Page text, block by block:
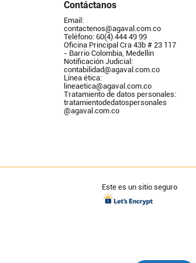
Contáctanos
Email:
contactenos@agaval.com.co
Teléfono: 60(4) 444 49 99
Oficina Principal Cra 43b # 23 117
- Barrio Colombia, Medellín
Notificación Judicial:
contabilidad@agaval.com.co
Línea ética:
lineaetica@agaval.com.co
Tratamiento de datos personales:
tratamientodedatospersonales
@agaval.com.co
Este es un sitio seguro